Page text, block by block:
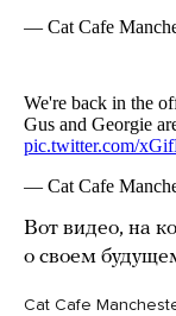
Вот видео, на
о своем
Cat Cafe